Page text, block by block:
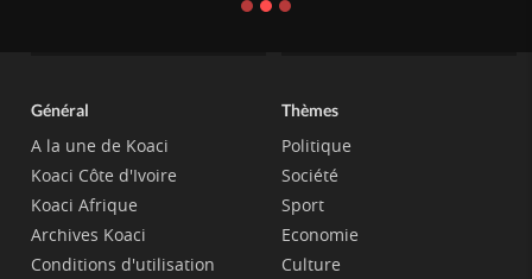
Général
A la une de Koaci
Koaci Côte d'Ivoire
Koaci Afrique
Archives Koaci
Conditions d'utilisation
Thèmes
Politique
Société
Sport
Economie
Culture